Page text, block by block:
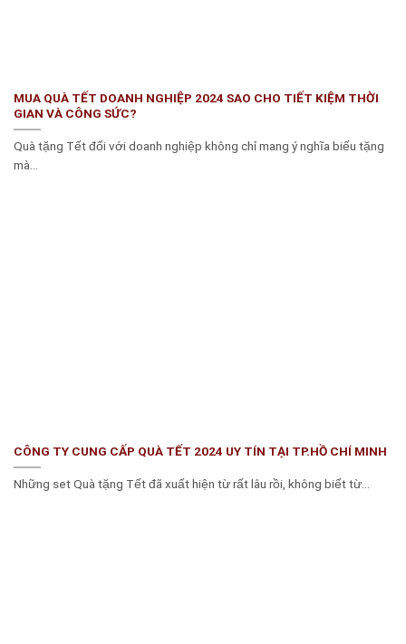
MUA QUÀ TẾT DOANH NGHIỆP 2024 SAO CHO TIẾT KIỆM THỜI
GIAN VÀ CÔNG SỨC?
Quà tặng Tết đối với doanh nghiệp không chỉ mang ý nghĩa biếu tặng
mà...
CÔNG TY CUNG CẤP QUÀ TẾT 2024 UY TÍN TẠI TP.HỒ CHÍ MINH
Những set Quà tặng Tết đã xuất hiện từ rất lâu rồi, không biết từ...